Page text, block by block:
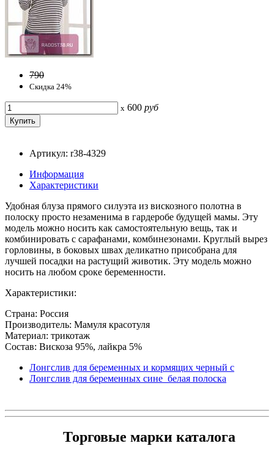
790
Скидка 24%
x 600 руб
Артикул: r38-4329
Информация
Характеристики
Удобная блуза прямого силуэта из вискозного полотна в
полоску просто незаменима в гардеробе будущей мамы. Эту
модель можно носить как самостоятельную вещь, так и
комбинировать с сарафанами, комбинезонами. Круглый вырез
горловины, в боковых швах деликатно присобрана для
лучшей посадки на растущий животик. Эту модель можно
носить на любом сроке беременности.
Характеристики:
Страна: Россия
Производитель: Мамуля красотуля
Материал: трикотаж
Состав: Вискоза 95%, лайкра 5%
Лонгслив для беременных и кормящих черный с
Лонгслив для беременных сине_белая полоска
Торговые марки каталога